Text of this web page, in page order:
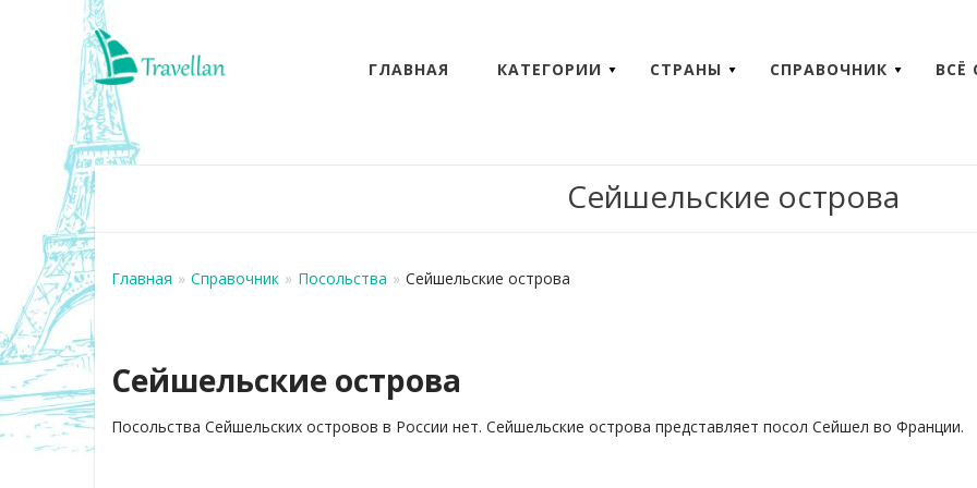
ГЛАВНАЯ КАТЕГОРИИ СТРАНЫ СПРАВОЧНИК ВСЁ
Сейшельские острова
Главная » Справочник » Посольства » Сейшельские острова
Сейшельские острова
Посольства Сейшельских островов в России нет. Сейшельские острова представляет посол Сейшел во Франции.